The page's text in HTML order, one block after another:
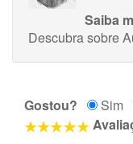
Saiba
Descubra sobre
Gostou? Sim